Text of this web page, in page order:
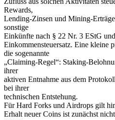
Rewards,
Lending-Zinsen und Mining-
sonstige
Einkünfte nach § 22 Nr. 3 EStG
Einkommensteuersatz. Eine kleine
die sogenannte
„Claiming-Regel“: Staking-
ihrer
aktiven Entnahme aus dem
bei ihrer
technischen Entstehung.
Für Hard Forks und Airdrops gilt
Erhalt neuer Coins ist zunächst